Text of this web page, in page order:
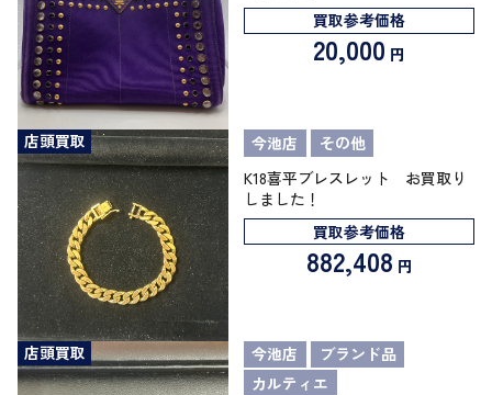
買取参考価格
20,000 円
店頭買取 今池店
その他
K18喜平ブレスレット お買取り
しました！
買取参考価格
882,408 円
店頭買取 今池店
ブランド品
カルティエ